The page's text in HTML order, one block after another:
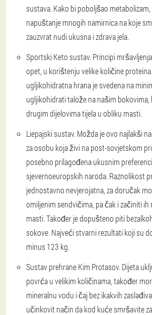
sustava. Kako bi poboljšao
napuštanje mnogih namirnica na koje
zauzvrat nudi ukusna i zdrava jela.
Sportski Keto sustav. Principi
opet, u korištenju velike količine
ugljikohidratna hrana je svedena na
ugljikohidrati talože na našim
drugim dijelovima tijela u obliku masti.
Liepajski sustav. Možda je ovo najlakši
za osobu koja živi na post-sovjetskom
posebno prilagođena ukusnim
sjevernoeuropskih naroda. Raznolikost
jednostavno nevjerojatna, za doručak
omiljenim sendvičima, pa čak i začiniti ih
masti. Također je dopušteno piti
sokove. Najveći stvarni rezultati koji su
minus 123 kg.
Sustav prehrane Kim Protasov. Dijeta
povrća u velikim količinama, također
mineralnu vodu i čaj bez ikakvih
učinkovit način da kod kuće smršavite